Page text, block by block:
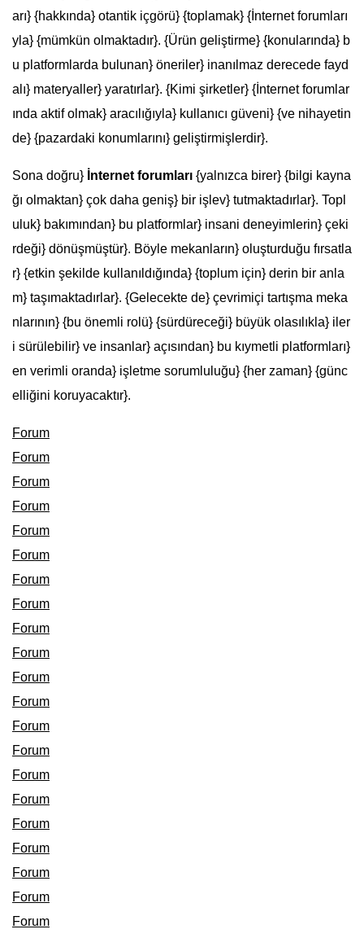
arı} {hakkında} otantik içgörü} {toplamak} {İnternet forumları
yla} {mümkün olmaktadır}. {Ürün geliştirme} {konularında} b
u platformlarda bulunan} öneriler} inanılmaz derecede fayd
alı} materyaller} yaratırlar}. {Kimi şirketler} {İnternet forumlar
ında aktif olmak} aracılığıyla} kullanıcı güveni} {ve nihayetin
de} {pazardaki konumlarını} geliştirmişlerdir}.
Sona doğru} İnternet forumları {yalnızca birer} {bilgi kayna
ğı olmaktan} çok daha geniş} bir işlev} tutmaktadırlar}. Topl
uluk} bakımından} bu platformlar} insani deneyimlerin} çeki
rdeği} dönüşmüştür}. Böyle mekanların} oluşturduğu fırsatla
r} {etkin şekilde kullanıldığında} {toplum için} derin bir anla
m} taşımaktadırlar}. {Gelecekte de} çevrimiçi tartışma meka
nlarının} {bu önemli rolü} {sürdüreceği} büyük olasılıkla} iler
i sürülebilir} ve insanlar} açısından} bu kıymetli platformları}
en verimli oranda} işletme sorumluluğu} {her zaman} {günc
elliğini koruyacaktır}.
Forum
Forum
Forum
Forum
Forum
Forum
Forum
Forum
Forum
Forum
Forum
Forum
Forum
Forum
Forum
Forum
Forum
Forum
Forum
Forum
Forum